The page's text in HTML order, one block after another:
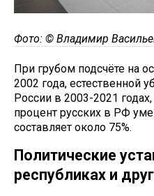
Фото: © Владимир
При грубом подсчёте на
2002 года, естественной
России в 2003-2021
процент русских в РФ
составляет около 75%.
Политические
республиках и